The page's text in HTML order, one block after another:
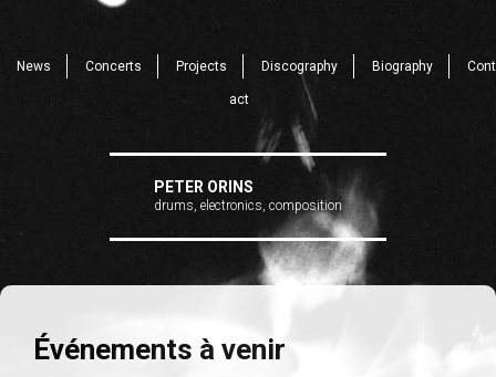
News Concerts Projects Discography Biography Cont
act
PETER ORINS
drums, electronics, composition
Événements à venir